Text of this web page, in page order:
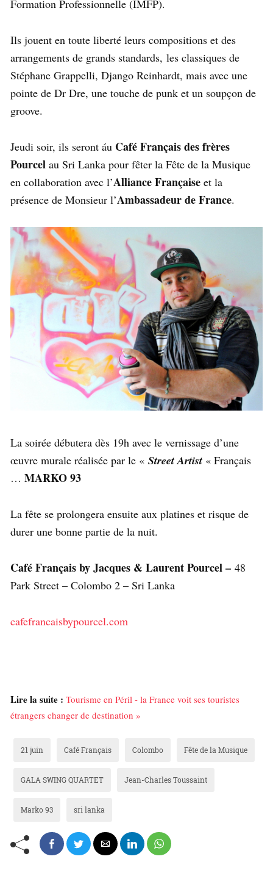
Formation Professionnelle (IMFP).
Ils jouent en toute liberté leurs compositions et des
arrangements de grands standards, les classiques de
Stéphane Grappelli, Django Reinhardt, mais avec une
pointe de Dr Dre, une touche de punk et un soupçon de
groove.
Jeudi soir, ils seront áu Café Français des frères
Pourcel au Sri Lanka pour fêter la Fête de la Musique
en collaboration avec l’Alliance Française et la
présence de Monsieur l’Ambassadeur de France.
La soirée débutera dès 19h avec le vernissage d’une
œuvre murale réalisée par le « Street Artist « Français
… MARKO 93
La fête se prolongera ensuite aux platines et risque de
durer une bonne partie de la nuit.
Café Français by Jacques & Laurent Pourcel – 48
Park Street – Colombo 2 – Sri Lanka
cafefrancaisbypourcel.com
Lire la suite : Tourisme en Péril - la France voit ses touristes
étrangers changer de destination »
21 juin Café Français Colombo Fête de la Musique
GALA SWING QUARTET Jean-Charles Toussaint
Marko 93 sri lanka